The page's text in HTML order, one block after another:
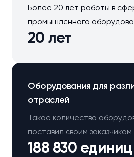
20 лет
Более 20 лет работы в
промышленного
188 830 единиц
Оборудования для
отраслей
Такое количество
поставил своим заказчикам